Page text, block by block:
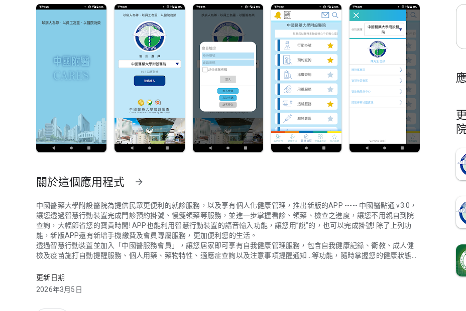
關於這個應用程式 arrow_forward
中國醫藥大學附設醫院為提供民眾更便利的就診服務，以及享有個人化健康管理，推出新版的APP ----- 中國醫點通 v3.0，
讓您透過智慧行動裝置完成門診預約掛號、慢箋領藥等服務，並進一步掌握看診、領藥、檢查之進度，讓您不用親自到院
查詢，大幅節省您的寶貴時間! APP也能利用智慧行動裝置的語音輸入功能，讓您用”說”的，也可以完成掛號! 除了上列功
能，新版APP還有新增手機繳費及會員專屬服務，更加便利您的生活。
透過智慧行動裝置並加入「中國醫服務會員」，讓您居家即可享有自我健康管理服務，包含自我健康記錄、衛教、成人健
檢及疫苗施打自動提醒服務、個人用藥、藥物特性、適應症查詢以及注意事項提醒通知…等功能，隨時掌握您的健康狀態。
1.就診服務：
本院除了提供預約掛號服務外，透過手機設定，系統將以訊息方式，自動提醒您的到診時間、領藥時間及檢查時間。
2.貼心服務：
中國醫藥大學附設醫院推出新版APP來提供民眾更便利的就診服務，包含預約掛號、慢箋領藥、手機繳費、個人化健康管理、會員專屬
更新日期
2026年3月5日